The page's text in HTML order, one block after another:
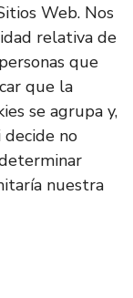
Web. Nos
relativa de
que
que la
se agrupa y,
decide no
nuestra